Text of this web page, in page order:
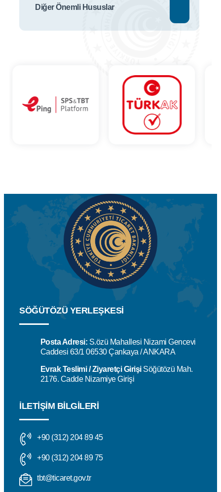
Diğer Önemli Hususlar
SÖĞÜTÖZÜ YERLEŞKESİ
Posta Adresi: S.özü Mahallesi Nizami Gencevi
Caddesi 63/1 06530 Çankaya / ANKARA
Evrak Teslimi / Ziyaretçi GirişiSöğütözü Mah.
2176. Cadde Nizamiye Girişi
İLETIŞIM BILGILERI
+90 (312) 204 89 45
+90 (312) 204 89 75
tbt@ticaret.gov.tr